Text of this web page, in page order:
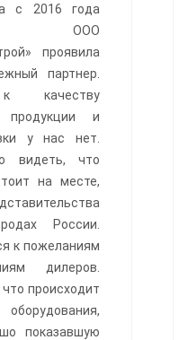
с 2016 года
ООО
проявила
партнер.
качеству
продукции и
у нас нет.
видеть, что
на месте,
России.
к пожеланиям
дилеров.
происходит
показавшую